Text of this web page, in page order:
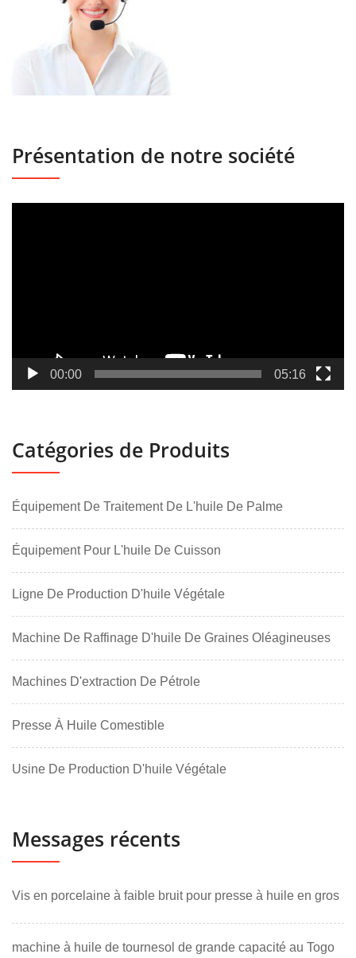
Présentation de notre société
00:00 05:16
Catégories de Produits
Équipement De Traitement De L'huile De Palme
Équipement Pour L'huile De Cuisson
Ligne De Production D'huile Végétale
Machine De Raffinage D'huile De Graines Oléagineuses
Machines D'extraction De Pétrole
Presse À Huile Comestible
Usine De Production D'huile Végétale
Messages récents
Vis en porcelaine à faible bruit pour presse à huile en gros
machine à huile de tournesol de grande capacité au Togo